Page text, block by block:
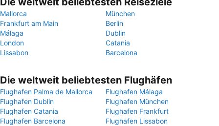
Mallorca
München
Frankfurt am Main
Berlin
Málaga
Dublin
London
Catania
Lissabon
Barcelona
Die weltweit beliebtesten Flughäfen
Flughafen Palma de Mallorca
Flughafen Málaga
Flughafen Dublin
Flughafen München
Flughafen Catania
Flughafen Frankfurt
Flughafen Barcelona
Flughafen Lissabon